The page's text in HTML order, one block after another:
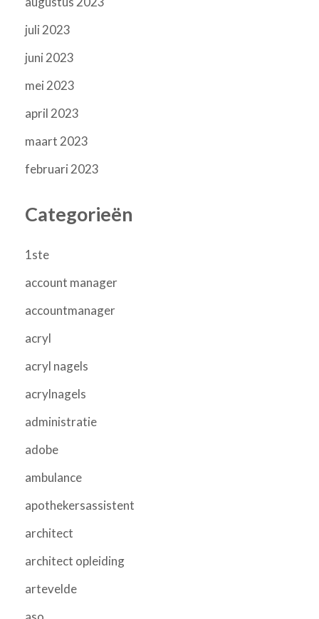
juli 2023
juni 2023
mei 2023
april 2023
maart 2023
februari 2023
Categorieën
1ste
account manager
accountmanager
acryl
acryl nagels
acrylnagels
administratie
adobe
ambulance
apothekersassistent
architect
architect opleiding
artevelde